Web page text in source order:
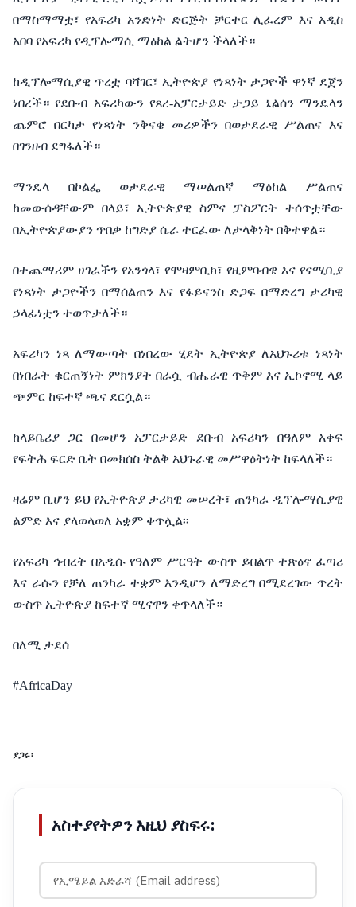
በማስማማቷ፣ የአፍሪካ አንድነት ድርጅት ቻርተር ሊፈረም እና አዲስ
አበባ የአፍሪካ የዲፕሎማሲ ማዕከል ልትሆን ችላለች።
ከዲፕሎማሲያዊ ጥረቷ ባሻገር፣ ኢትዮጵያ የነጻነት ታጋዮች ዋነኛ ደጀን
ነበረች። የደቡብ አፍሪካውን የጸረ-አፓርታይድ ታጋይ ኔልሰን ማንዴላን
ጨምሮ በርካታ የነጻነት ንቅናቄ መሪዎችን በወታደራዊ ሥልጠና እና
በገንዘብ ደግፋለች።
ማንዴላ በኮልፌ ወታደራዊ ማሠልጠኛ ማዕከል
ሥልጠና
ከመውሰዳቸውም በላይ፣ ኢትዮጵያዊ ስምና ፓስፖርት
ተሰጥቷቸው
በኢትዮጵያውያን ጥበቃ ከግድያ ሴራ ተርፈው ለታላቅነት በቅተዋል።
በተጨማሪም ሀገራችን የአንጎላ፣ የሞዛምቢክ፣ የዚምባብዌ እና የናሚቢያ
የነጻነት ታጋዮችን በማሰልጠን እና የፋይናንስ ድጋፍ በማድረግ ታሪካዊ
ኃላፊነቷን ተወጥታለች።
አፍሪካን ነጻ ለማውጣት በነበረው ሂደት ኢትዮጵያለአህጉሪቱ ነጻነት
በነበራት ቁርጠኝነት ምክንያትበራሷ ብሔራዊ ጥቅም እና ኢኮኖሚ ላይ
ጭምር ከፍተኛ ጫና ደርሷል።
ከላይቤሪያ ጋር በመሆን አፓርታይድ ደቡብ አፍሪካን በዓለም
አቀፍ
የፍትሕ ፍርድ ቤት በመክሰስ ትልቅ አህጉራዊ መሥዋዕትነት ከፍላለች።
ዛሬም ቢሆን ይህ የኢትዮጵያ ታሪካዊ መሠረት፣ ጠንካራ ዲፕሎማሲያዊ
ልምድ እና ያላወላወለ አቋም ቀጥሏል፡፡
የአፍሪካ ኅብረት በአዲሱ የዓለም ሥርዓት ውስጥ ይበልጥ ተጽዕኖ ፈጣሪ
እና ራሱን የቻለ ጠንካራ ተቋም እንዲሆን ለማድረግ በሚደረገው ጥረት
ውስጥ ኢትዮጵያ ከፍተኛ ሚናዋን ቀጥላለች።
በለሚ ታደሰ
#AfricaDay
ያጋሩ፡
አስተያየትዎን እዚህ ያስፍሩ: